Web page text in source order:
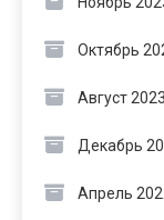
Октябрь
Август 2023
Декабрь
Апрель